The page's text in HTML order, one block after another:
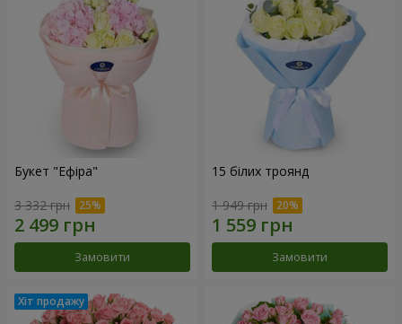
Букет "Ефіра"
3 332 грн
Замовити
15 білих троянд
1 949 грн
Замовити